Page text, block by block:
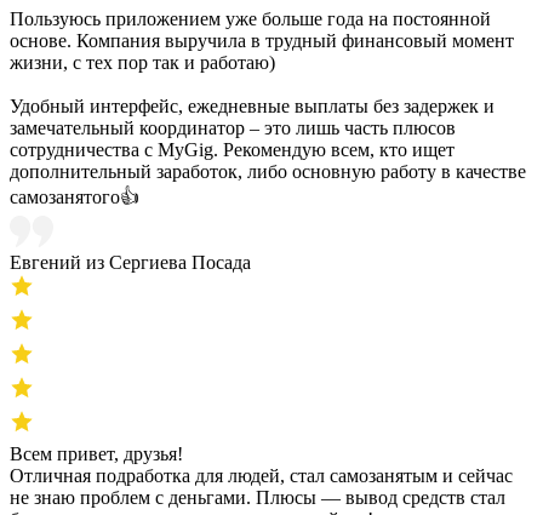
Пользуюсь приложением уже больше года на постоянной
основе. Компания выручила в трудный финансовый момент
жизни, с тех пор так и работаю)
Удобный интерфейс, ежедневные выплаты без задержек и
замечательный координатор – это лишь часть плюсов
сотрудничества с MyGig. Рекомендую всем, кто ищет
дополнительный заработок, либо основную работу в качестве
самозанятого👍
Евгений из Сергиева Посада
Всем привет, друзья!
Отличная подработка для людей, стал самозанятым и сейчас
не знаю проблем с деньгами. Плюсы — вывод средств стал